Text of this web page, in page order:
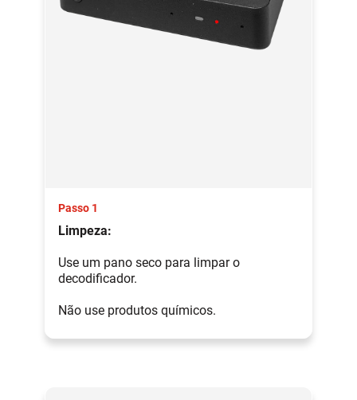
Passo 1
Limpeza:
Use um pano seco para limpar o
decodificador.
Não use produtos químicos.